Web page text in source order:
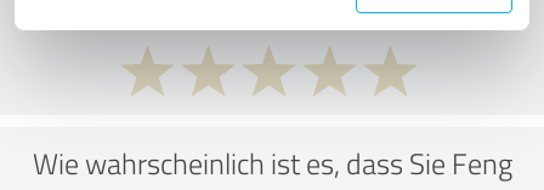
Wie wahrscheinlich ist es, dass Sie Feng